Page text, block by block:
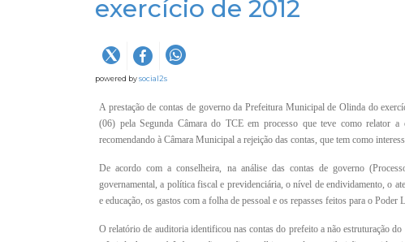
exercício de 2012
powered bysocial2s
A prestação de contas de governo da Prefeitura Municipal de Olinda do
(06) pela Segunda Câmara do TCE em processo que teve como relator a
recomendando à Câmara Municipal a rejeição das contas, que tem como
De acordo com a conselheira, na análise das contas de governo
governamental, a política fiscal e previdenciária, o nível de endividamento, o
e educação, os gastos com a folha de pessoal e os repasses feitos para o Poder
O relatório de auditoria identificou nas contas do prefeito a não estruturação